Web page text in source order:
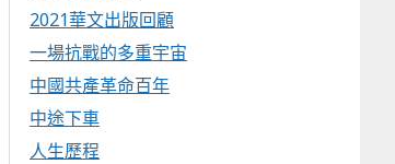
2021華文出版回顧
一場抗戰的多重宇宙
中國共產革命百年
中途下車
人生歷程